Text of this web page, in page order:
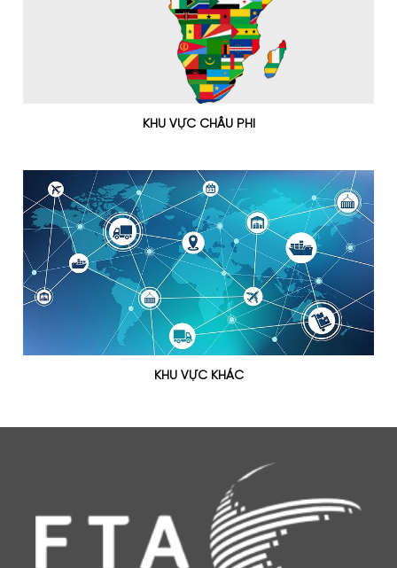
KHU VỰC CHÂU PHI
KHU VỰC KHÁC